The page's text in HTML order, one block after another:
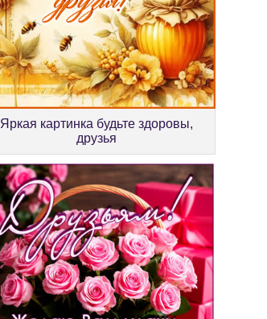
Яркая картинка будьте здоровы,
друзья